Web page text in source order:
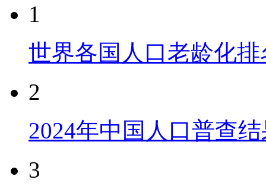
1
世界各国人口老龄化
2
2024年中国人口普查
3